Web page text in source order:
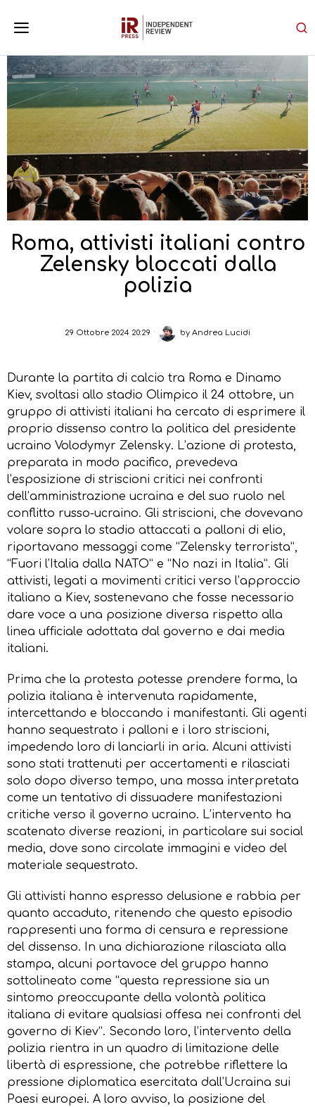
Roma, attivisti italiani contro
Zelensky bloccati dalla
polizia
29 Ottobre 2024 20:29 by Andrea Lucidi
Durante la partita di calcio tra Roma e Dinamo
Kiev, svoltasi allo stadio Olimpico il 24 ottobre, un
gruppo di attivisti italiani ha cercato di esprimere il
proprio dissenso contro la politica del presidente
ucraino Volodymyr Zelensky. L’azione di protesta,
preparata in modo pacifico, prevedeva
l’esposizione di striscioni critici nei confronti
dell’amministrazione ucraina e del suo ruolo nel
conflitto russo-ucraino. Gli striscioni, che dovevano
volare sopra lo stadio attaccati a palloni di elio,
riportavano messaggi come “Zelensky terrorista”,
“Fuori l’Italia dalla NATO” e “No nazi in Italia”. Gli
attivisti, legati a movimenti critici verso l’approccio
italiano a Kiev, sostenevano che fosse necessario
dare voce a una posizione diversa rispetto alla
linea ufficiale adottata dal governo e dai media
italiani.
Prima che la protesta potesse prendere forma, la
polizia italiana è intervenuta rapidamente,
intercettando e bloccando i manifestanti. Gli agenti
hanno sequestrato i palloni e i loro striscioni,
impedendo loro di lanciarli in aria. Alcuni attivisti
sono stati trattenuti per accertamenti e rilasciati
solo dopo diverso tempo, una mossa interpretata
come un tentativo di dissuadere manifestazioni
critiche verso il governo ucraino. L’intervento ha
scatenato diverse reazioni, in particolare sui social
media, dove sono circolate immagini e video del
materiale sequestrato.
Gli attivisti hanno espresso delusione e rabbia per
quanto accaduto, ritenendo che questo episodio
rappresenti una forma di censura e repressione
del dissenso. In una dichiarazione rilasciata alla
stampa, alcuni portavoce del gruppo hanno
sottolineato come “questa repressione sia un
sintomo preoccupante della volontà politica
italiana di evitare qualsiasi offesa nei confronti del
governo di Kiev”. Secondo loro, l’intervento della
polizia rientra in un quadro di limitazione delle
libertà di espressione, che potrebbe riflettere la
pressione diplomatica esercitata dall’Ucraina sui
Paesi europei. A loro avviso, la posizione del